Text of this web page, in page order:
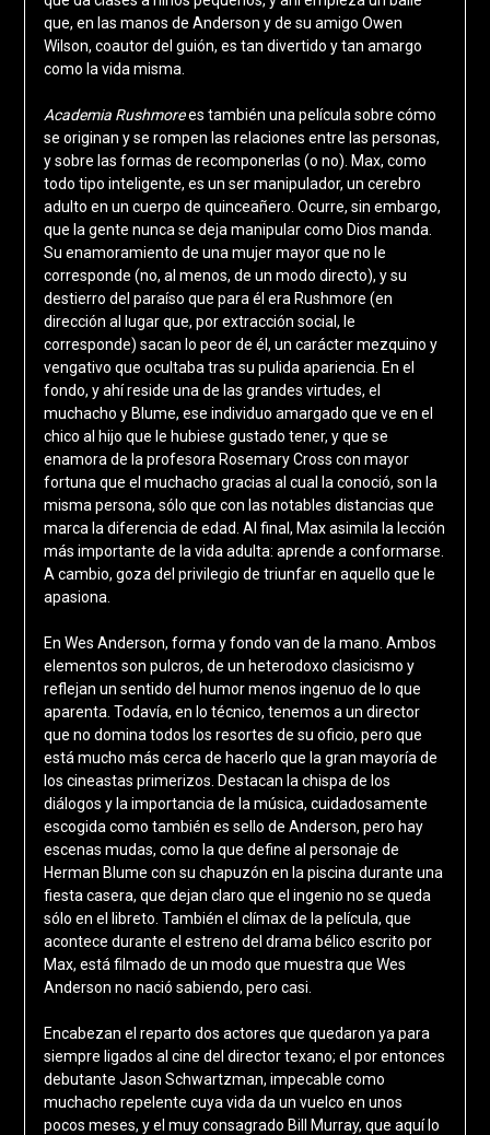
que, en las manos de Anderson y de su amigo Owen
Wilson, coautor del guión, es tan divertido y tan amargo
como la vida misma.
Academia Rushmorees también una película sobre cómo
se originan y se rompen las relaciones entre las personas,
y sobre las formas de recomponerlas (o no). Max, como
todo tipo inteligente, es un ser manipulador, un cerebro
adulto en un cuerpo de quinceañero. Ocurre, sin embargo,
que la gente nunca se deja manipular como Dios manda.
Su enamoramiento de una mujer mayor que no le
corresponde (no, al menos, de un modo directo), y su
destierro del paraíso que para él era Rushmore (en
dirección al lugar que, por extracción social, le
corresponde) sacan lo peor de él, un carácter mezquino y
vengativo que ocultaba tras su pulida apariencia. En el
fondo, y ahí reside una de las grandes virtudes, el
muchacho y Blume, ese individuo amargado que ve en el
chico al hijo que le hubiese gustado tener, y que se
enamora de la profesora Rosemary Cross con mayor
fortuna que el muchacho gracias al cual la conoció, son la
misma persona, sólo que con las notables distancias que
marca la diferencia de edad. Al final, Max asimila la lección
más importante de la vida adulta: aprende a conformarse.
A cambio, goza del privilegio de triunfar en aquello que le
apasiona.
En Wes Anderson, forma y fondo van de la mano. Ambos
elementos son pulcros, de un heterodoxo clasicismo y
reflejan un sentido del humor menos ingenuo de lo que
aparenta. Todavía, en lo técnico, tenemos a un director
que no domina todos los resortes de su oficio, pero que
está mucho más cerca de hacerlo que la gran mayoría de
los cineastas primerizos. Destacan la chispa de los
diálogos y la importancia de la música, cuidadosamente
escogida como también es sello de Anderson, pero hay
escenas mudas, como la que define al personaje de
Herman Blume con su chapuzón en la piscina durante una
fiesta casera, que dejan claro que el ingenio no se queda
sólo en el libreto. También el clímax de la película, que
acontece durante el estreno del drama bélico escrito por
Max, está filmado de un modo que muestra que Wes
Anderson no nació sabiendo, pero casi.
Encabezan el reparto dos actores que quedaron ya para
siempre ligados al cine del director texano; el por entonces
debutante Jason Schwartzman, impecable como
muchacho repelente cuya vida da un vuelco en unos
pocos meses, y el muy consagrado Bill Murray, que aquí lo